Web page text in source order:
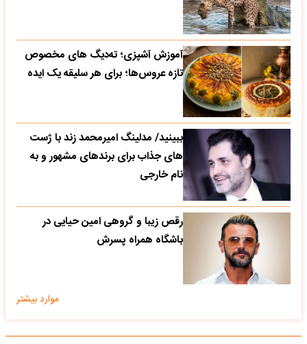
آموزش آشپزی؛ ته‌دیگ‌ های مخصوص
تازه‌ عروس‌ها؛ برای هر سلیقه یک ایده
ببینید/ مدلینگ امیرمحمد زند با ژست
های جذاب برای برندهای مشهور و به
نام خارجی
رقص زیبا و گروهی امین حیایی در
باشگاه همراه پسرش
موارد بیشتر